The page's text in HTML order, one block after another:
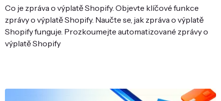
Co je zpráva o výplatě Shopify. Objevte klíčové funkce
zprávy o výplatě Shopify. Naučte se, jak zpráva o výplatě
Shopify funguje. Prozkoumejte automatizované zprávy o
výplatě Shopify